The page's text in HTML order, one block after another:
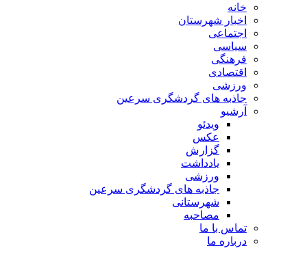
خانه
اخبار شهرستان
اجتماعی
سیاسی
فرهنگی
اقتصادی
ورزشی
جاذبه های گردشگری سرعین
آرشیو
ویدئو
عکس
گزارش
یادداشت
ورزشی
جاذبه های گردشگری سرعین
شهرستانی
مصاحبه
تماس با ما
درباره ما